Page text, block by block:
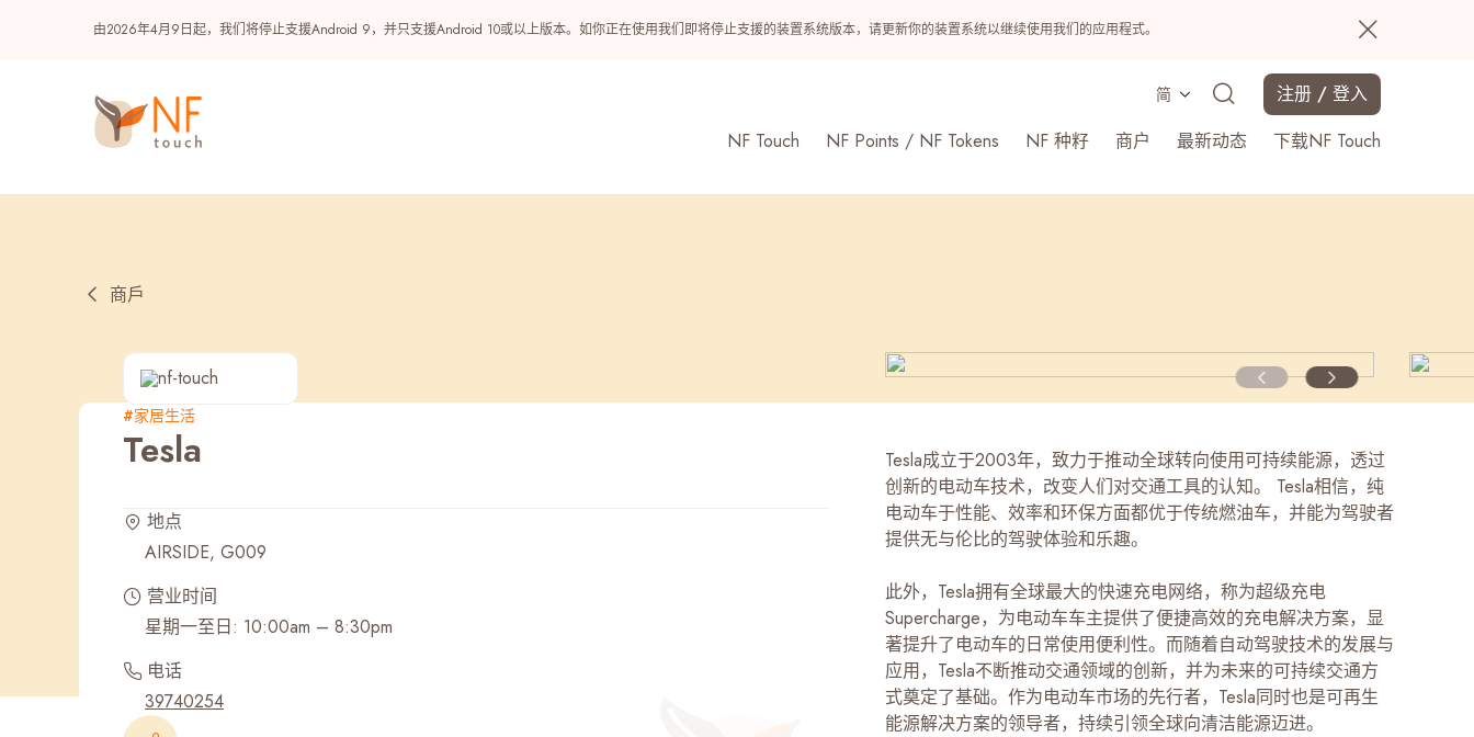
由2026年4月9日起，我们将停止支援Android 9，并只支援Android 10或以上版本。如你正在使用我们即将停止支援的装置系统版本，请更新你的装置系统以继续使用我们的应用程式。
简
注册 / 登入
NF Touch
NF Points / NF Tokens NF 种籽 商户 最新动态 下载NF Touch
热门
NF 种籽
最近搜寻纪录
商戶
#家居生活
Tesla
地点
AIRSIDE, G009
营业时间
星期一至日: 10:00am – 8:30pm
电话
39740254
Tesla成立于2003年，致力于推动全球转向使用可持续能源，透过
创新的电动车技术，改变人们对交通工具的认知。 Tesla相信，纯
电动车于性能、效率和环保方面都优于传统燃油车，并能为驾驶者
提供无与伦比的驾驶体验和乐趣。
此外，Tesla拥有全球最大的快速充电网络，称为超级充电
Supercharge，为电动车车主提供了便捷高效的充电解决方案，显
著提升了电动车的日常使用便利性。而随着自动驾驶技术的发展与
应用，Tesla不断推动交通领域的创新，并为未来的可持续交通方
式奠定了基础。作为电动车市场的先行者，Tesla同时也是可再生
能源解决方案的领导者，持续引领全球向清洁能源迈进。